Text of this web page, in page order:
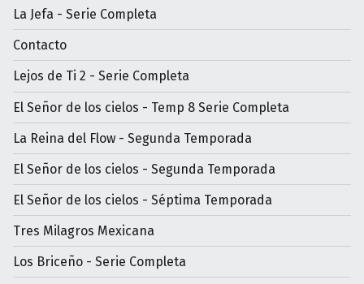
La Jefa - Serie Completa
Contacto
Lejos de Ti 2 - Serie Completa
El Señor de los cielos - Temp 8 Serie Completa
La Reina del Flow - Segunda Temporada
El Señor de los cielos - Segunda Temporada
El Señor de los cielos - Séptima Temporada
Tres Milagros Mexicana
Los Briceño - Serie Completa